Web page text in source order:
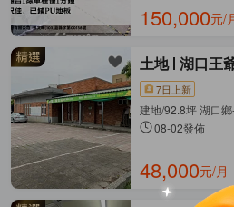
150,000元/
土地 湖口王
7日上新
建地/92.8坪 湖口
08-02發佈
48,000元/月